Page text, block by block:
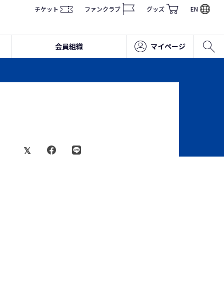
チケット ファンクラブ グッズ EN
会員組織 マイページ